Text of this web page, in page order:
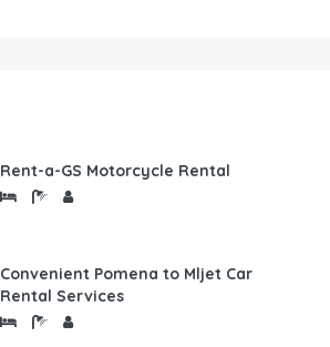
Rent-a-GS Motorcycle Rental
Convenient Pomena to Mljet Car
Rental Services